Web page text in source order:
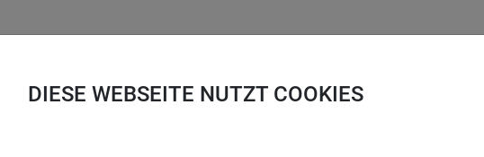
DIESE WEBSEITE NUTZT COOKIES